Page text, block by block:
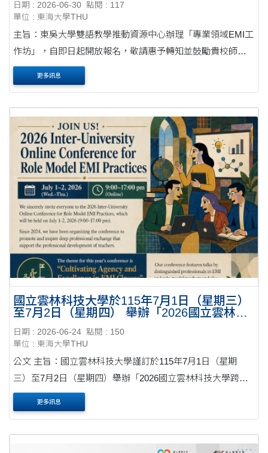
日期 : 2026-06-30 點閱 : 117
單位 : 東海大學THU
主旨：東吳大學雙語教學推動資源中心辦理「專業領域EMI工
作坊」，自即日起開放報名，敬請惠予轉知並鼓勵貴校師生
踴躍報名參加，請查照。公文 說明： 一、本中心將舉辦
【EMI線上工作坊】，特邀臺灣大學電機工程學系 ....
更多訊息
國立雲林科技大學於115年7月1日（星期三）
至7月2日（星期四） 舉辦「2026國立雲林科
日期 : 2026-06-24 點閱 : 150
單位 : 東海大學THU
公文 主旨：國立雲林科技大學謹訂於115年7月1日（星期
三）至7月2日（星期四）舉辦「2026國立雲林科技大學跨校
卓越EMI教學實踐線上研討會」，敬邀貴校教職員生踴躍報名
參加，請查照。 說明： 一、為促進全國大專....
更多訊息